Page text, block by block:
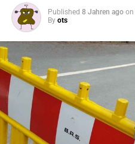
Published 8 Jahren ago on
By ots